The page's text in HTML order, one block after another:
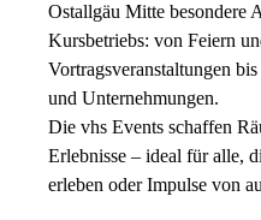
Ostallgäu Mitte besondere
Kursbetriebs: von Feiern
Vortragsveranstaltungen
und Unternehmungen.
Die vhs Events schaffen
Erlebnisse – ideal für alle,
erleben oder Impulse von